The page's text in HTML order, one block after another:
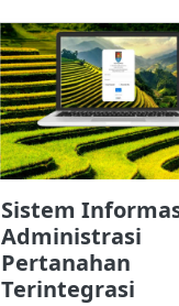
Sistem
Administrasi
Pertanahan
Terintegrasi